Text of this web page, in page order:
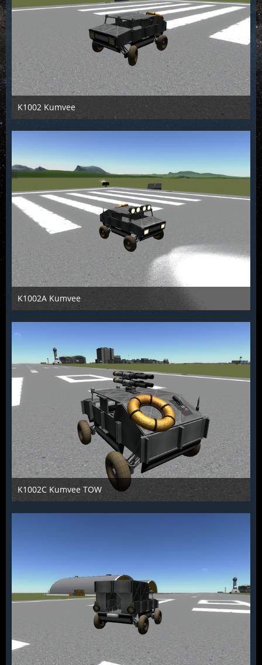
K1002 Kumvee
KCST
26. Juni 2016
1.205
0 0
K1002A Kumvee
KCST
26. Juni 2016
1.024
0 0
K1002C Kumvee TOW
KCST
26. Juni 2016
1.315
0 0